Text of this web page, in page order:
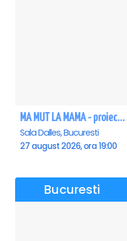
MA MUT LA MAMA - proiectie film Dalles
Sala Dalles, Bucuresti
27 august 2026, ora 19:00
Bucuresti